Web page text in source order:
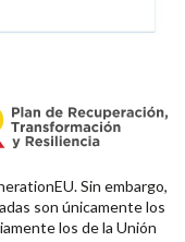
Sin embargo,
son únicamente los
los de la Unión